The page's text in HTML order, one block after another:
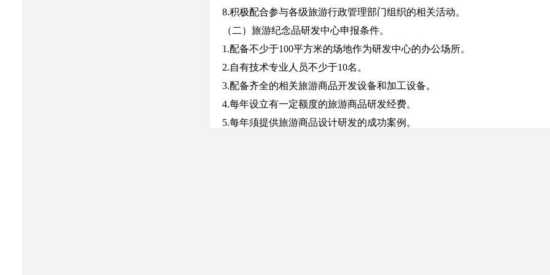
8.积极配合参与各级旅游行政管理部门组织的相关活动。
（二）旅游纪念品研发中心申报条件。
1.配备不少于100平方米的场地作为研发中心的办公场所。
2.自有技术专业人员不少于10名。
3.配备齐全的相关旅游商品开发设备和加工设备。
4.每年设立有一定额度的旅游商品研发经费。
5.每年须提供旅游商品设计研发的成功案例。